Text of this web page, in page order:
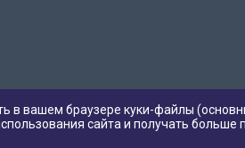
в вашем браузере куки-файлы
сайта и получать больше